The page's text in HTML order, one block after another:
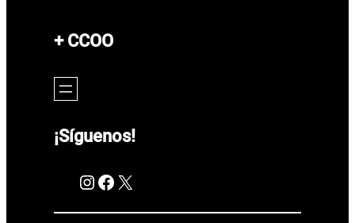
+ CCOO
¡Síguenos!
Instagram Facebook X